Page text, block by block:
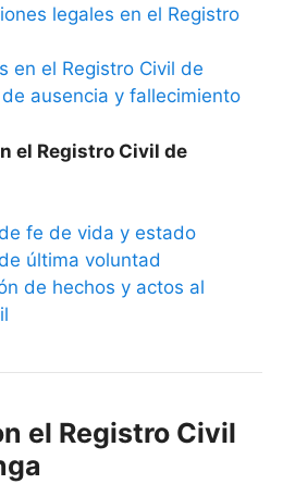
legales en el Registro
en el Registro Civil de
ausencia y fallecimiento
el Registro Civil de
fe de vida y estado
última voluntad
de hechos y actos al
el Registro Civil